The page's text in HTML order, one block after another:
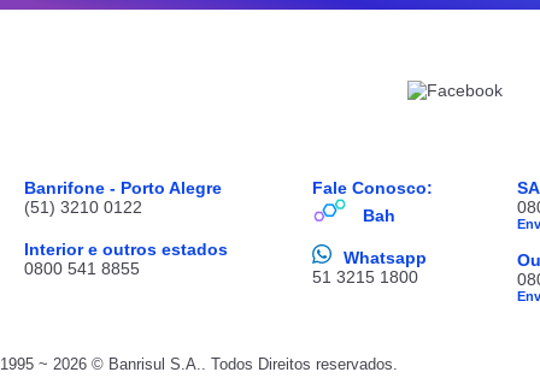
Banrifone - Porto Alegre
(51) 3210 0122
Interior e outros estados
0800 541 8855
Fale Conosco:
Bah
Whatsapp
51 3215 1800
1995 ~ 2026 © Banrisul S.A.. Todos Direitos reservados.